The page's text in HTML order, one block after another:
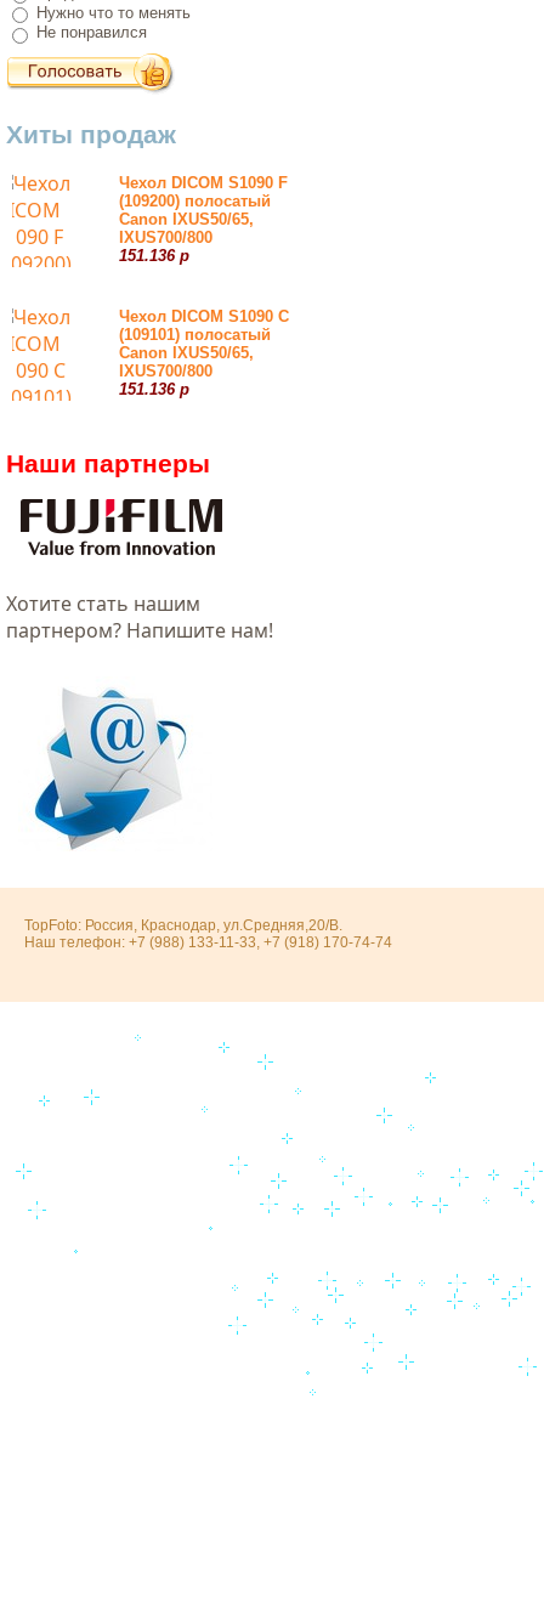
Нужно что то менять
Не понравился
Хиты продаж
Чехол DICOM S1090 F
(109200) полосатый
Canon IXUS50/65,
IXUS700/800
151.136 р
Чехол DICOM S1090 С
(109101) полосатый
Canon IXUS50/65,
IXUS700/800
151.136 р
Наши партнеры
Хотитe стать нашим
партнером? Напишите нам!
TopFoto: Россия, Краснодар, ул.Средняя,20/В.
Наш телефон: +7 (988) 133-11-33, +7 (918) 170-74-74